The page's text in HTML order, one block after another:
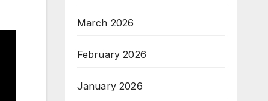
March 2026
February 2026
January 2026